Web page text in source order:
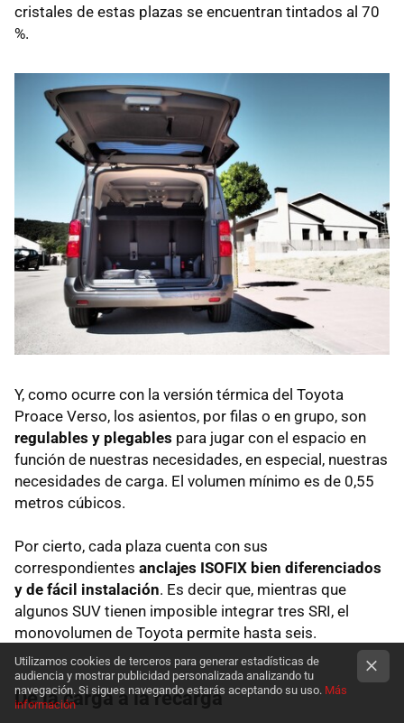
cristales de estas plazas se encuentran tintados al 70
%.
Y, como ocurre con la versión térmica del Toyota
Proace Verso, los asientos, por filas o en grupo, son
regulables y plegables para jugar con el espacio en
función de nuestras necesidades, en especial, nuestras
necesidades de carga. El volumen mínimo es de 0,55
metros cúbicos.
Por cierto, cada plaza cuenta con sus
correspondientes anclajes ISOFIX bien diferenciados
y de fácil instalación. Es decir que, mientras que
algunos SUV tienen imposible integrar tres SRI, el
monovolumen de Toyota permite hasta seis.
De la carga a la recarga
Utilizamos cookies de terceros para generar estadísticas de
audiencia y mostrar publicidad personalizada analizando tu
navegación. Si sigues navegando estarás aceptando su uso. Más
información